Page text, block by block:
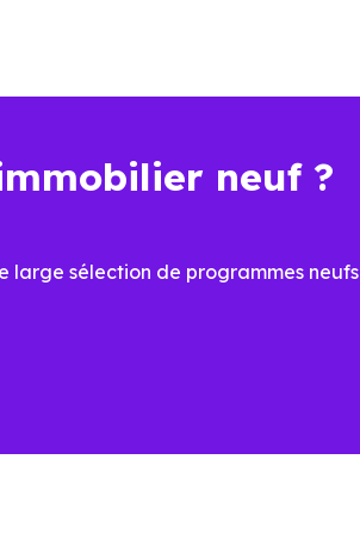
énergétique, sécurité
neuf ?
large sélection de programmes neufs